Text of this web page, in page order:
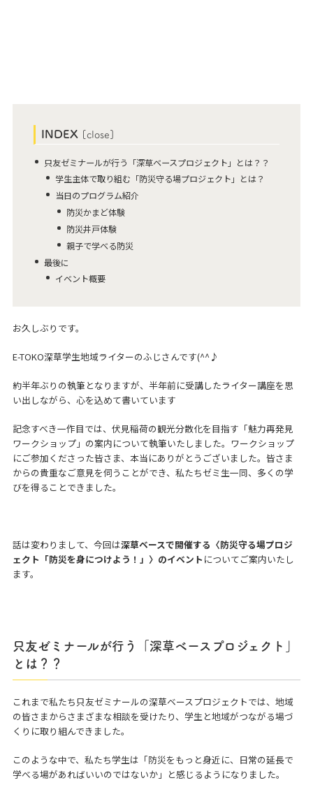
INDEX [ close ]
只友ゼミナールが行う「深草ベースプロジェクト」とは？？
学生主体で取り組む「防災守る場プロジェクト」とは？
当日のプログラム紹介
防災かまど体験
防災井戸体験
親子で学べる防災
最後に
イベント概要
お久しぶりです。
E-TOKO深草学生地域ライターのふじさんです(^^♪
約半年ぶりの執筆となりますが、半年前に受講したライター講座を思
い出しながら、心を込めて書いています
記念すべき一作目では、伏見稲荷の観光分散化を目指す「魅力再発見
ワークショップ」の案内について執筆いたしました。ワークショップ
にご参加くださった皆さま、本当にありがとうございました。皆さま
からの貴重なご意見を伺うことができ、私たちゼミ生一同、多くの学
びを得ることできました。
話は変わりまして、今回は深草ベースで開催する〈防災守る場プロジ
ェクト「防災を身につけよう！」〉のイベント についてご案内いたし
ます。
只友ゼミナールが行う「深草ベースプロジェクト」
とは？？
これまで私たち只友ゼミナールの深草ベースプロジェクトでは、地域
の皆さまからさまざまな相談を受けたり、学生と地域がつながる場づ
くりに取り組んできました。
このような中で、私たち学生は「防災をもっと身近に、日常の延長で
学べる場があればいいのではないか」と感じるようになりました。